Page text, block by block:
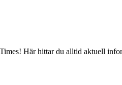
Här hittar du alltid aktuell